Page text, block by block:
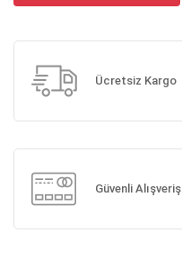
Ücretsiz Kargo
Güvenli Alışveriş